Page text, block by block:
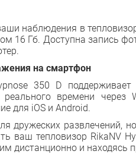
наблюдения в
16 Гб. Доступна запись
на смартфон
350 D
времени через
для iOS и Android.
дружеских развлечений,
ваш тепловизор RikaNV
дистанционно и находясь